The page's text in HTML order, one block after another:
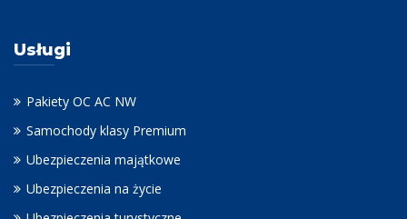
Usługi
Pakiety OC AC NW
Samochody klasy Premium
Ubezpieczenia majątkowe
Ubezpieczenia na życie